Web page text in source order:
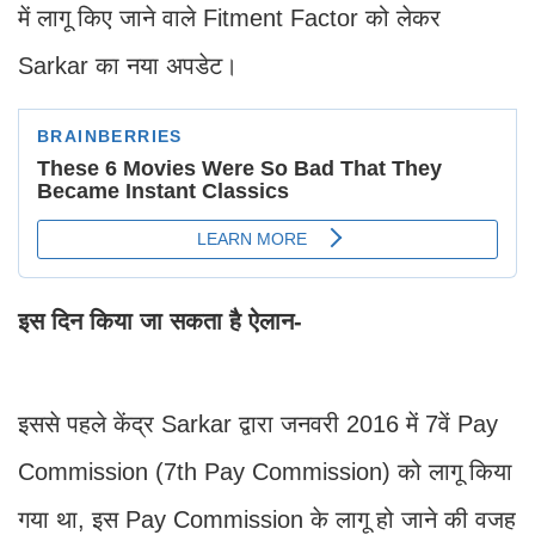
में लागू किए जाने वाले Fitment Factor को लेकर
Sarkar का नया अपडेट।
इस दिन किया जा सकता है ऐलान-
इससे पहले केंद्र Sarkar द्वारा जनवरी 2016 में 7वें Pay
Commission (7th Pay Commission) को लागू किया
गया था, इस Pay Commission के लागू हो जाने की वजह